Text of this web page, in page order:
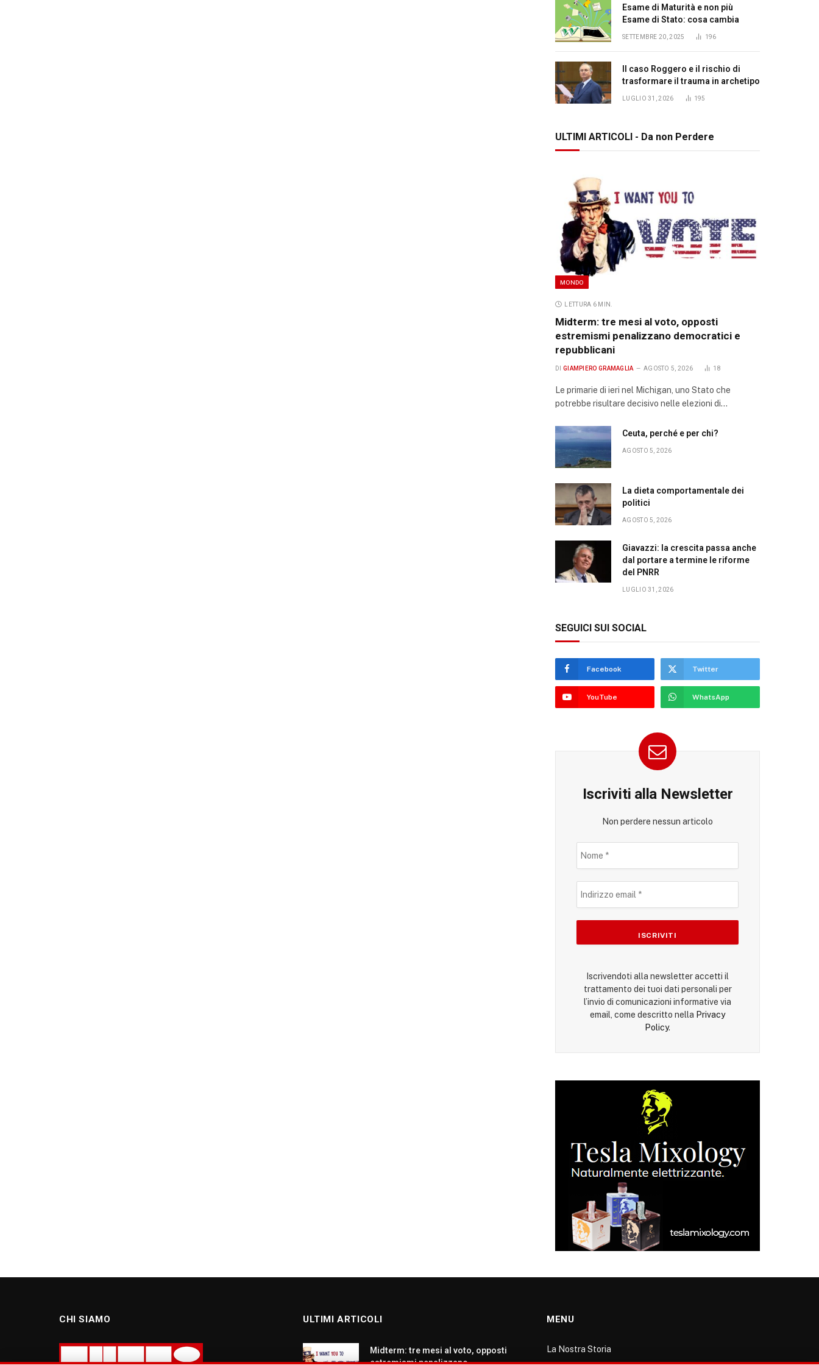
Esame di Maturità e non più
Esame di Stato: cosa cambia
SETTEMBRE 20, 2025 196
Il caso Roggero e il rischio di
trasformare il trauma in archetipo
LUGLIO 31, 2026 195
ULTIMI ARTICOLI - Da non Perdere
MONDO
LETTURA 6 MIN.
Midterm: tre mesi al voto, opposti
estremismi penalizzano democratici e
repubblicani
DI GIAMPIERO GRAMAGLIA AGOSTO 5, 2026 18
Le primarie di ieri nel Michigan, uno Stato che
potrebbe risultare decisivo nelle elezioni di…
Ceuta, perché e per chi?
AGOSTO 5, 2026
La dieta comportamentale dei
politici
AGOSTO 5, 2026
Giavazzi: la crescita passa anche
dal portare a termine le riforme
del PNRR
LUGLIO 31, 2026
SEGUICI SUI SOCIAL
Facebook Twitter
YouTube WhatsApp
Iscriviti alla Newsletter
Non perdere nessun articolo
Iscrivendoti alla newsletter accetti il
trattamento dei tuoi dati personali per
l’invio di comunicazioni informative via
email, come descritto nella Privacy
Policy.
CHI SIAMO ULTIMI ARTICOLI
Midterm: tre mesi al voto, opposti
estremismi penalizzano
MENU
La Nostra Storia